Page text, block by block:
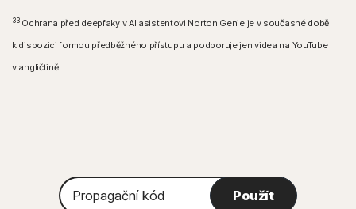
33Ochrana před deepfaky v AI asistentovi Norton Genie je v současné době
k dispozici formou předběžného přístupu a podporuje jen videa na YouTube
v angličtině.
Propagační
kód
Použít